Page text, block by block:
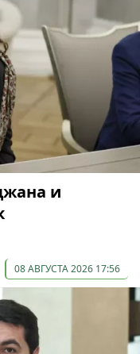
и
08 АВГУСТА 2026 17:56